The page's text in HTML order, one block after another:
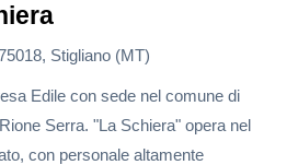
Stigliano (MT)
Edile con sede nel comune di
Serra. "La Schiera" opera nel
con personale altamente